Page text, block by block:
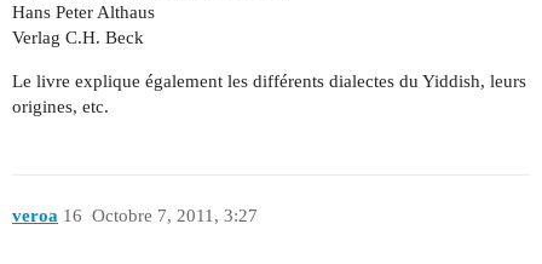
Hans Peter Althaus
Verlag C.H. Beck
Le livre explique également les différents dialectes du Yiddish, leurs
origines, etc.
veroa Octobre 7, 2011, 3:27
16